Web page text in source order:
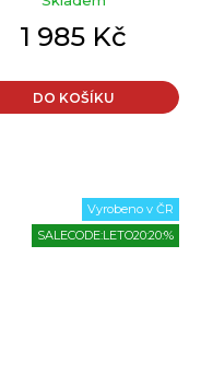
1 985 Kč
DO KOŠÍKU
Vyrobeno v ČR
SALECODE:LETO20:20:%